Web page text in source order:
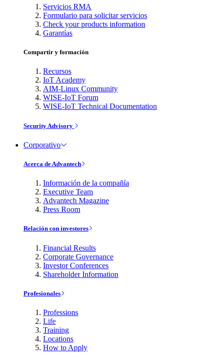
Servicios RMA
Formulario para solicitar servicios
Check your products information
Garantías
Compartir y formación
Recursos
IoT Academy
AIM-Linux Community
WISE-IoT Forum
WISE-IoT Technical Documentation
Security Advisory
Corporativo
Acerca de Advantech
Información de la compañía
Executive Team
Advantech Magazine
Press Room
Relación con investores
Financial Results
Corporate Governance
Investor Conferences
Shareholder Information
Profesionales
Professions
Life
Training
Locations
How to Apply